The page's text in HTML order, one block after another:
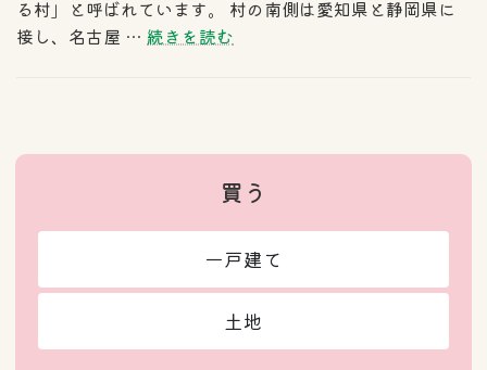
る村」と呼ばれています。 村の南側は愛知県と静岡県に
接し、名古屋 … 続きを読む
買う
一戸建て
土地